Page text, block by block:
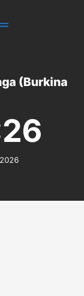
(Burkina